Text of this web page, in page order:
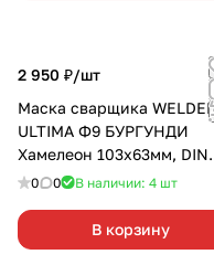
2 950 ₽/шт
Маска сварщика
ULTIMA Ф9 БУРГУНДИ
Хамелеон 103x63мм, DIN
4/5-8/9-13
0 0 В наличии: 4 шт
В корзину